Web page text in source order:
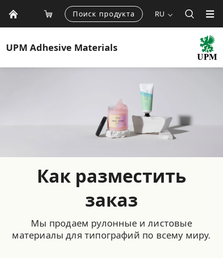
Поиск продукта RU
UPM Adhesive Materials
Как разместить
заказ
Мы продаем рулонные и листовые
материалы для типографий по всему миру.